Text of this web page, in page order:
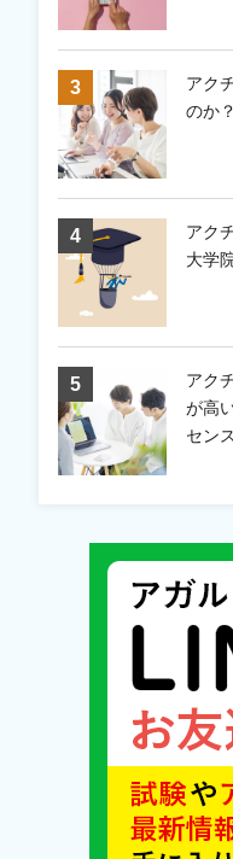
アク
のか
アク
大学
アク
が高
セン